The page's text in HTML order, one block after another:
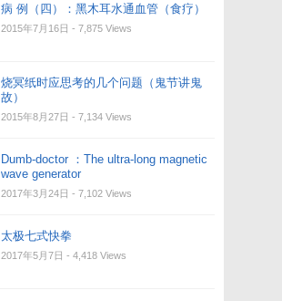
病 例（四）：黑木耳水通血管（食疗）
2015年7月16日 - 7,875 Views
烧冥纸时应思考的几个问题（鬼节讲鬼
故）
2015年8月27日 - 7,134 Views
Dumb-doctor ：The ultra-long magnetic
wave generator
2017年3月24日 - 7,102 Views
太极七式快拳
2017年5月7日 - 4,418 Views